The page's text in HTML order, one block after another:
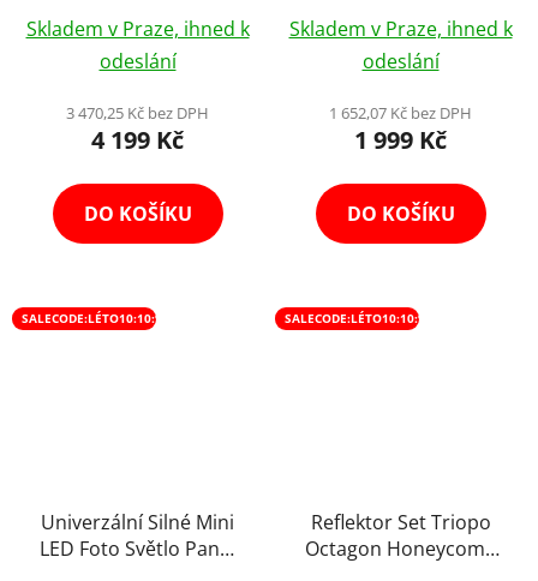
200m CM28, Potlačení
Šumu, 4GB úložiště na
9hod Kompatibilní
hodnocení
produktu
je
5,0
5
hvězdiček.
Skladem v Praze, ihned k
odeslání
3 470,25 Kč bez DPH
4 199 Kč
DO KOŠÍKU
Měkčeným Dorazem
Skladem v Praze, ihned k
odeslání
1 652,07 Kč bez DPH
1 999 Kč
DO KOŠÍKU
SALECODE:LÉTO10:10:%
Univerzální Silné Mini
LED Foto Světlo Panel
SALECODE:LÉTO10:10:%
Reflektor Set Triopo
Octagon Honeycomb